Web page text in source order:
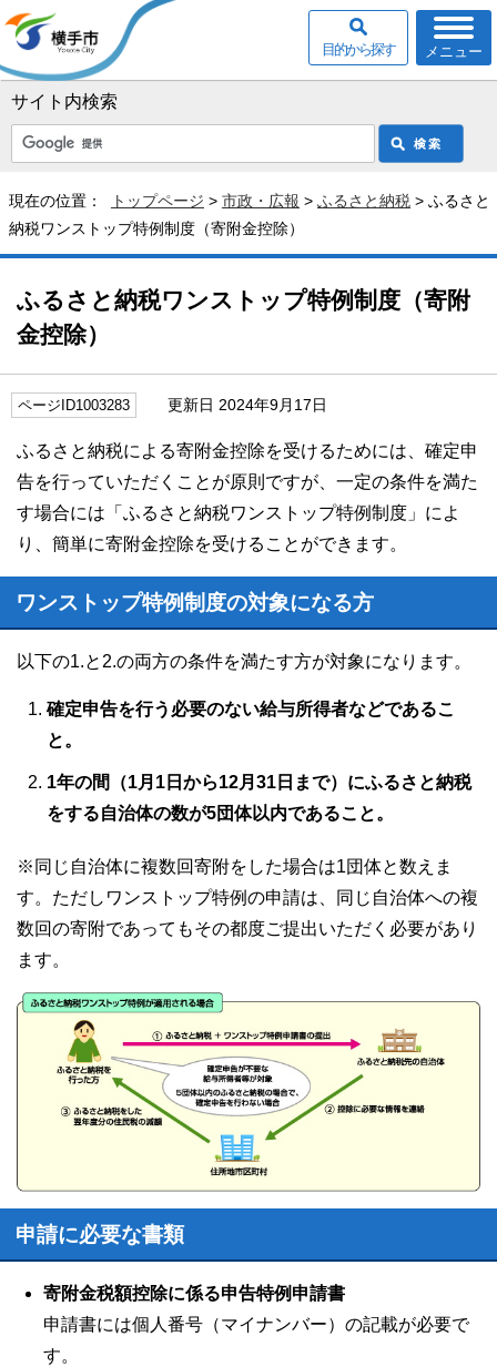
サイト内検索
メニュー
目的から探す
現在の位置： トップページ > 市政・広報 > ふるさと納税 > ふるさと
納税ワンストップ特例制度（寄附金控除）
ふるさと納税ワンストップ特例制度（寄附
金控除）
ページID1003283 更新日 2024年9月17日
ふるさと納税による寄附金控除を受けるためには、確定申
告を行っていただくことが原則ですが、一定の条件を満た
す場合には「ふるさと納税ワンストップ特例制度」によ
り、簡単に寄附金控除を受けることができます。
ワンストップ特例制度の対象になる方
以下の1.と2.の両方の条件を満たす方が対象になります。
確定申告を行う必要のない給与所得者などであるこ
と。
1年の間（1月1日から12月31日まで）にふるさと納税
をする自治体の数が5団体以内であること。
※同じ自治体に複数回寄附をした場合は1団体と数えま
す。ただしワンストップ特例の申請は、同じ自治体への複
数回の寄附であってもその都度ご提出いただく必要があり
ます。
申請に必要な書類
寄附金税額控除に係る申告特例申請書
申請書には個人番号（マイナンバー）の記載が必要で
す。